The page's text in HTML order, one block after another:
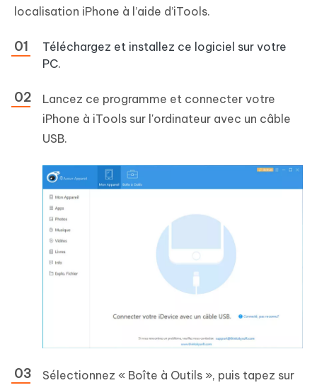
localisation iPhone à l’aide d’iTools.
Téléchargez et installez ce logiciel sur votre
PC.
Lancez ce programme et connecter votre
iPhone à iTools sur l'ordinateur avec un câble
USB.
Sélectionnez « Boîte à Outils », puis tapez sur